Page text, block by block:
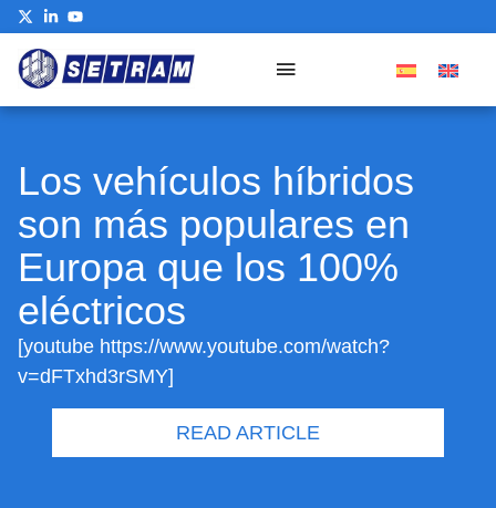
Los vehículos híbridos
son más populares en
Europa que los 100%
eléctricos
[youtube https://www.youtube.com/watch?
v=dFTxhd3rSMY]
READ ARTICLE